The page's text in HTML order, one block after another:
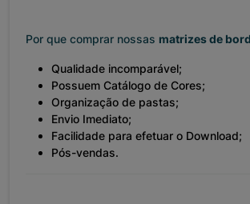
Por que comprar nossas matrizes de
Qualidade incomparável;
Possuem Catálogo de Cores;
Organização de pastas;
Envio Imediato;
Facilidade para efetuar o Download;
Pós-vendas.